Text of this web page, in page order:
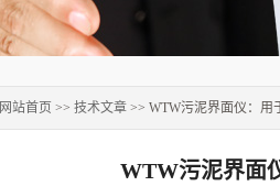
网站首页 >> 技术文章 >> WTW污泥界面仪：用
WTW污泥界面